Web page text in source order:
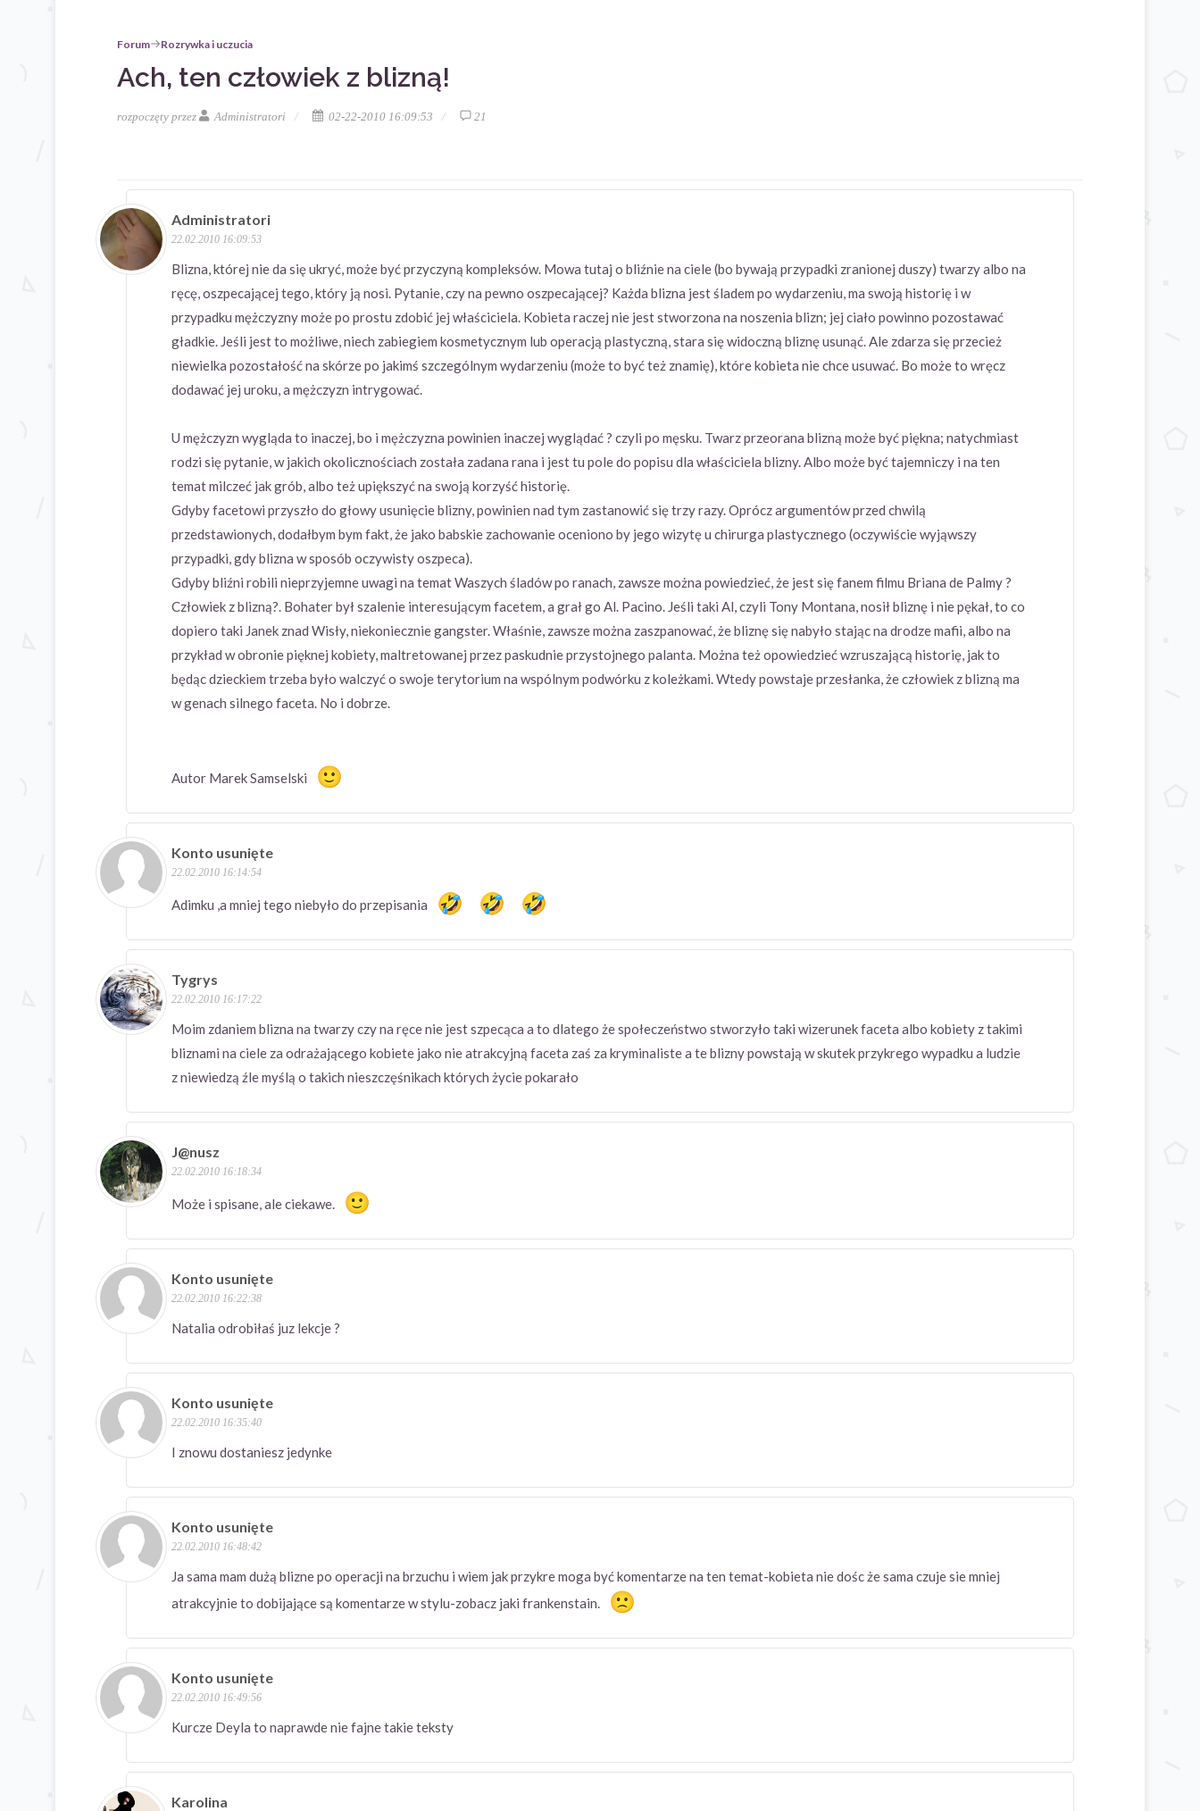
Forum Rozrywka i uczucia
Ach, ten człowiek z blizną!
rozpoczęty przez Administratori 02-22-2010 16:09:53 21
Administratori
22.02.2010 16:09:53
Blizna, której nie da się ukryć, może być przyczyną kompleksów. Mowa tutaj o bliźnie na ciele (bo bywają przypadki zranionej duszy) twarzy albo na
ręcę, oszpecającej tego, który ją nosi. Pytanie, czy na pewno oszpecającej? Każda blizna jest śladem po wydarzeniu, ma swoją historię i w
przypadku mężczyzny może po prostu zdobić jej właściciela. Kobieta raczej nie jest stworzona na noszenia blizn; jej ciało powinno pozostawać
gładkie. Jeśli jest to możliwe, niech zabiegiem kosmetycznym lub operacją plastyczną, stara się widoczną bliznę usunąć. Ale zdarza się przecież
niewielka pozostałość na skórze po jakimś szczególnym wydarzeniu (może to być też znamię), które kobieta nie chce usuwać. Bo może to wręcz
dodawać jej uroku, a mężczyzn intrygować.
U mężczyzn wygląda to inaczej, bo i mężczyzna powinien inaczej wyglądać ? czyli po męsku. Twarz przeorana blizną może być piękna; natychmiast
rodzi się pytanie, w jakich okolicznościach została zadana rana i jest tu pole do popisu dla właściciela blizny. Albo może być tajemniczy i na ten
temat milczeć jak grób, albo też upiększyć na swoją korzyść historię.
Gdyby facetowi przyszło do głowy usunięcie blizny, powinien nad tym zastanowić się trzy razy. Oprócz argumentów przed chwilą
przedstawionych, dodałbym bym fakt, że jako babskie zachowanie oceniono by jego wizytę u chirurga plastycznego (oczywiście wyjąwszy
przypadki, gdy blizna w sposób oczywisty oszpeca).
Gdyby bliźni robili nieprzyjemne uwagi na temat Waszych śladów po ranach, zawsze można powiedzieć, że jest się fanem filmu Briana de Palmy ?
Człowiek z blizną?. Bohater był szalenie interesującym facetem, a grał go Al. Pacino. Jeśli taki Al, czyli Tony Montana, nosił bliznę i nie pękał, to co
dopiero taki Janek znad Wisły, niekoniecznie gangster. Właśnie, zawsze można zaszpanować, że bliznę się nabyło stając na drodze mafii, albo na
przykład w obronie pięknej kobiety, maltretowanej przez paskudnie przystojnego palanta. Można też opowiedzieć wzruszającą historię, jak to
będąc dzieckiem trzeba było walczyć o swoje terytorium na wspólnym podwórku z koleżkami. Wtedy powstaje przesłanka, że człowiek z blizną ma
w genach silnego faceta. No i dobrze.
Autor Marek Samselski
Konto usunięte
22.02.2010 16:14:54
Adimku ,a mniej tego niebyło do przepisania
Tygrys
22.02.2010 16:17:22
Moim zdaniem blizna na twarzy czy na ręce nie jest szpecąca a to dlatego że społeczeństwo stworzyło taki wizerunek faceta albo kobiety z takimi
bliznami na ciele za odrażającego kobiete jako nie atrakcyjną faceta zaś za kryminaliste a te blizny powstają w skutek przykrego wypadku a ludzie
z niewiedzą źle myślą o takich nieszczęśnikach których życie pokarało
J@nusz
22.02.2010 16:18:34
Może i spisane, ale ciekawe.
Konto usunięte
22.02.2010 16:22:38
Natalia odrobiłaś juz lekcje ?
Konto usunięte
22.02.2010 16:35:40
I znowu dostaniesz jedynke
Konto usunięte
22.02.2010 16:48:42
Ja sama mam dużą blizne po operacji na brzuchu i wiem jak przykre moga być komentarze na ten temat-kobieta nie dośc że sama czuje sie mniej
atrakcyjnie to dobijające są komentarze w stylu-zobacz jaki frankenstain.
Konto usunięte
22.02.2010 16:49:56
Kurcze Deyla to naprawde nie fajne takie teksty
Karolina